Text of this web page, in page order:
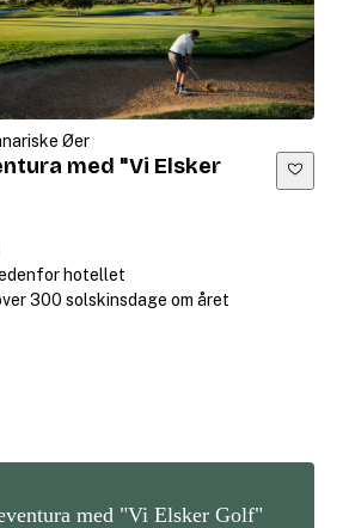
Øer
med "Vi Elsker
hotellet
300 solskinsdage om året
med "Vi Elsker Golf"